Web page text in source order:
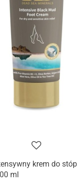
krem do stóp
ml